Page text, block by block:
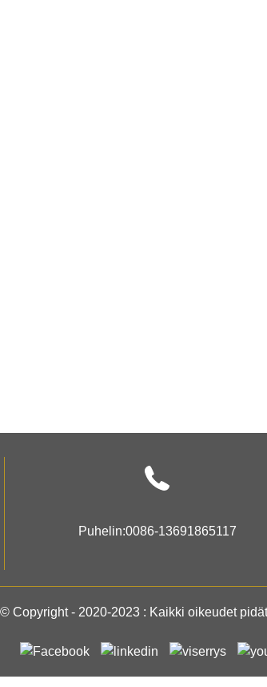
Puhelin:0086-13691865117
© Copyright - 2020-2023 : Kaikki oikeudet